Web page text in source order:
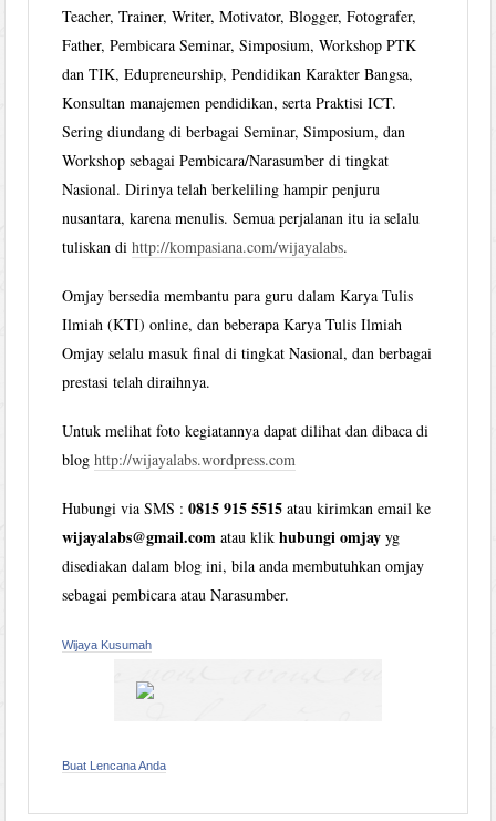
Teacher, Trainer, Writer, Motivator, Blogger, Fotografer,
Father, Pembicara Seminar, Simposium, Workshop PTK
dan TIK, Edupreneurship, Pendidikan Karakter Bangsa,
Konsultan manajemen pendidikan, serta Praktisi ICT.
Sering diundang di berbagai Seminar, Simposium, dan
Workshop sebagai Pembicara/Narasumber di tingkat
Nasional. Dirinya telah berkeliling hampir penjuru
nusantara, karena menulis. Semua perjalanan itu ia selalu
tuliskan dihttp://kompasiana.com/wijayalabs.
Omjay bersedia membantu para guru dalam Karya Tulis
Ilmiah (KTI) online, dan beberapa Karya Tulis Ilmiah
Omjay selalu masuk final di tingkat Nasional, dan berbagai
prestasi telah diraihnya.
Untuk melihat foto kegiatannya dapat dilihat dan dibaca di
bloghttp://wijayalabs.wordpress.com
Hubungi via SMS :0815 915 5515 atau kirimkan email ke
wijayalabs@gmail.com atau klikhubungi omjay yg
disediakan dalam blog ini, bila anda membutuhkan omjay
sebagai pembicara atau Narasumber.
Wijaya Kusumah
Buat Lencana Anda